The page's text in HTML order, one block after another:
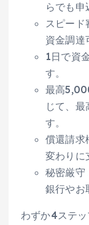
らでも申
スピード
資金調達
1日で資
す。
最高
じて、
す。
償還請求
変わりに
秘密厳守
銀行やお
わずか4ステ